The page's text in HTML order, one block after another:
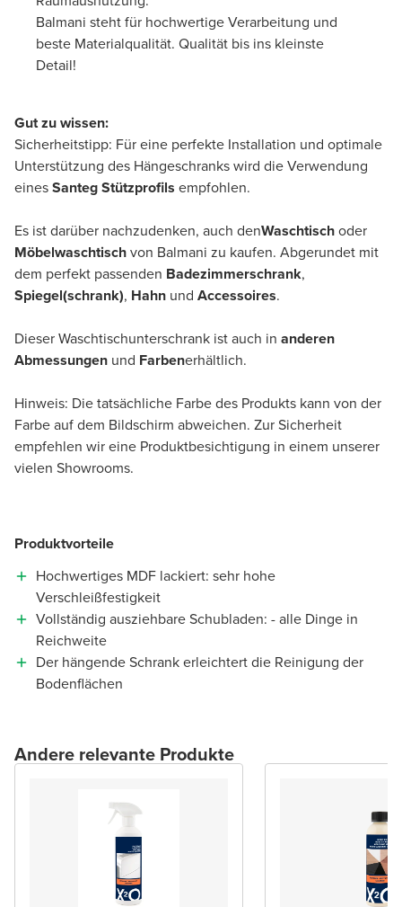
Balmani steht für hochwertige Verarbeitung und
beste Materialqualität. Qualität bis ins kleinste
Detail!
Gut zu wissen:
Sicherheitstipp: Für eine perfekte Installation und optimale
Unterstützung des Hängeschranks wird die Verwendung
einesSanteg Stützprofils empfohlen.
Es ist darüber nachzudenken, auch denWaschtischoder
Möbelwaschtischvon Balmani zu kaufen. Abgerundet mit
dem perfekt passenden Badezimmerschrank,
Spiegel(schrank), Hahn und Accessoires.
Dieser Waschtischunterschrank ist auch in anderen
Abmessungen und Farbenerhältlich.
Hinweis: Die tatsächliche Farbe des Produkts kann von der
Farbe auf dem Bildschirm abweichen. Zur Sicherheit
empfehlen wir eine Produktbesichtigung in einem unserer
vielen Showrooms.
Produktvorteile
Hochwertiges MDF lackiert: sehr hohe
Verschleißfestigkeit
Vollständig ausziehbare Schubladen: - alle Dinge in
Reichweite
Der hängende Schrank erleichtert die Reinigung der
Bodenflächen
Andere relevante Produkte